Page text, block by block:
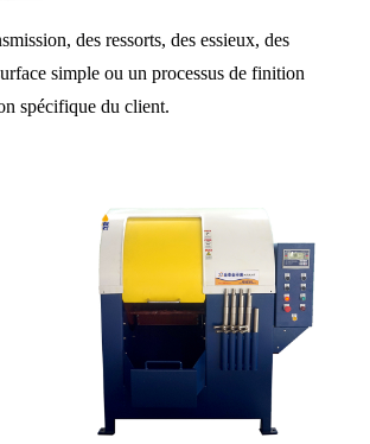
des ressorts, des essieux, des
simple ou un processus de finition
spécifique du client.